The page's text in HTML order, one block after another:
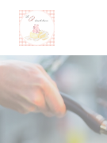
Personnalisation